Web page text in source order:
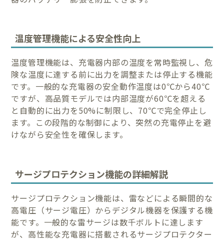
温度管理機能による安全性向上
温度管理機能は、充電器内部の温度を常時監視し、危
険な温度に達する前に出力を調整または停止する機能
です。一般的な充電器の安全動作温度は0℃から40℃
ですが、高品質モデルでは内部温度が60℃を超える
と自動的に出力を50%に制限し、70℃で完全停止し
ます。この段階的な制御により、突然の充電停止を避
けながら安全性を確保します。
サージプロテクション機能の詳細解説
サージプロテクション機能は、雷などによる瞬間的な
高電圧（サージ電圧）からデジタル機器を保護する機
能です。一般的な雷サージは数千ボルトに達します
が、高性能な充電器に搭載されるサージプロテクター